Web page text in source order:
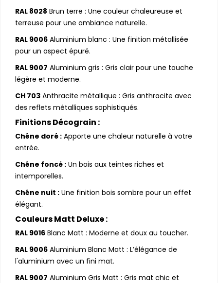
RAL 8028 Brun terre : Une couleur chaleureuse et
terreuse pour une ambiance naturelle.
RAL 9006 Aluminium blanc : Une finition métallisée
pour un aspect épuré.
RAL 9007 Aluminium gris : Gris clair pour une touche
légère et moderne.
CH 703 Anthracite métallique : Gris anthracite avec
des reflets métalliques sophistiqués.
Finitions Décograin :
Chêne doré : Apporte une chaleur naturelle à votre
entrée.
Chêne foncé : Un bois aux teintes riches et
intemporelles.
Chêne nuit : Une finition bois sombre pour un effet
élégant.
Couleurs Matt Deluxe :
RAL 9016 Blanc Matt : Moderne et doux au toucher.
RAL 9006 Aluminium Blanc Matt : L’élégance de
l'aluminium avec un fini mat.
RAL 9007 Aluminium Gris Matt : Gris mat chic et